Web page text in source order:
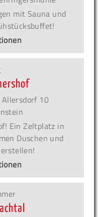
mit Sauna und
10
Ein Zeltplatz in
Duschen und